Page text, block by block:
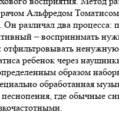
Альфредом
различал два процесса:
– воспринимать
ребенок через
образом
обработанная
песнопения, где обычные